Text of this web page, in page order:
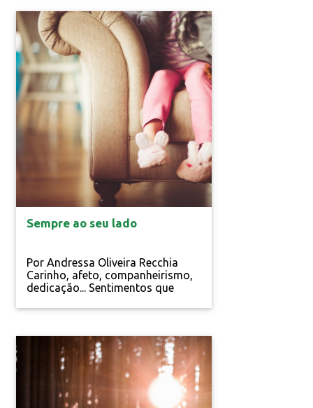
Sempre ao seu lado
Por Andressa Oliveira Recchia
Carinho, afeto, companheirismo,
dedicação... Sentimentos que
saudável entre duas pessoas, mas
definindo a fidelidade dos
animais de estimação. Neste
sentido, tem se tornado comum a
colaboração dos bichinhos na
recuperação de pacientes com as
mais......